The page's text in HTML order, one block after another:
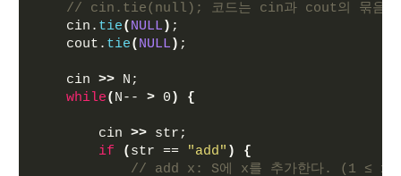
// cin.tie(null); 코드는 cin과 cout의 묶음을
    cin.
tie( NULL ) ;
    cout.
tie( NULL ) ;
    cin
>> N;
while( N-- > 0 ) {
        cin
>> str;
if
( str == "add" )
{
// add x: S에 x를 추가한다. (1 ≤